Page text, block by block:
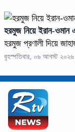
হরমুজ নিয়ে ইরান-ওমান
হরমুজ প্রণালী দিয়ে
বৃহস্পতিবার, ০৬ আগস্ট